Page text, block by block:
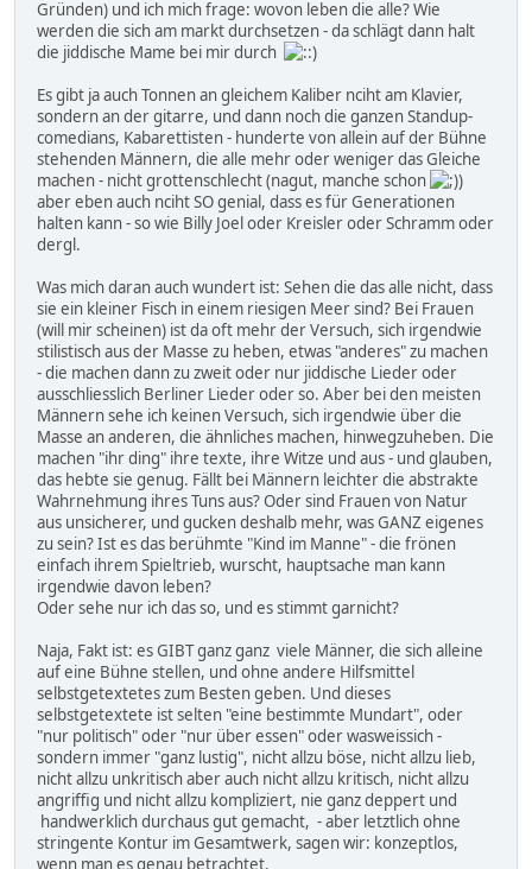
Gründen) und ich mich frage: wovon leben die alle? Wie
werden die sich am markt durchsetzen - da schlägt dann halt
die jiddische Mame bei mir durch
Es gibt ja auch Tonnen an gleichem Kaliber nciht am Klavier,
sondern an der gitarre, und dann noch die ganzen Standup-
comedians, Kabarettisten - hunderte von allein auf der Bühne
stehenden Männern, die alle mehr oder weniger das Gleiche
machen - nicht grottenschlecht (nagut, manche schon
)
aber eben auch nciht SO genial, dass es für Generationen
halten kann - so wie Billy Joel oder Kreisler oder Schramm oder
dergl.
Was mich daran auch wundert ist: Sehen die das alle nicht, dass
sie ein kleiner Fisch in einem riesigen Meer sind? Bei Frauen
(will mir scheinen) ist da oft mehr der Versuch, sich irgendwie
stilistisch aus der Masse zu heben, etwas "anderes" zu machen
- die machen dann zu zweit oder nur jiddische Lieder oder
ausschliesslich Berliner Lieder oder so. Aber bei den meisten
Männern sehe ich keinen Versuch, sich irgendwie über die
Masse an anderen, die ähnliches machen, hinwegzuheben. Die
machen "ihr ding" ihre texte, ihre Witze und aus - und glauben,
das hebte sie genug. Fällt bei Männern leichter die abstrakte
Wahrnehmung ihres Tuns aus? Oder sind Frauen von Natur
aus unsicherer, und gucken deshalb mehr, was GANZ eigenes
zu sein? Ist es das berühmte "Kind im Manne" - die frönen
einfach ihrem Spieltrieb, wurscht, hauptsache man kann
irgendwie davon leben?
Oder sehe nur ich das so, und es stimmt garnicht?
Naja, Fakt ist: es GIBT ganz ganz viele Männer, die sich alleine
auf eine Bühne stellen, und ohne andere Hilfsmittel
selbstgetextetes zum Besten geben. Und dieses
selbstgetextete ist selten "eine bestimmte Mundart", oder
"nur politisch" oder "nur über essen" oder wasweissich -
sondern immer "ganz lustig", nicht allzu böse, nicht allzu lieb,
nicht allzu unkritisch aber auch nicht allzu kritisch, nicht allzu
angriffig und nicht allzu kompliziert, nie ganz deppert und
handwerklich durchaus gut gemacht, - aber letztlich ohne
stringente Kontur im Gesamtwerk, sagen wir: konzeptlos,